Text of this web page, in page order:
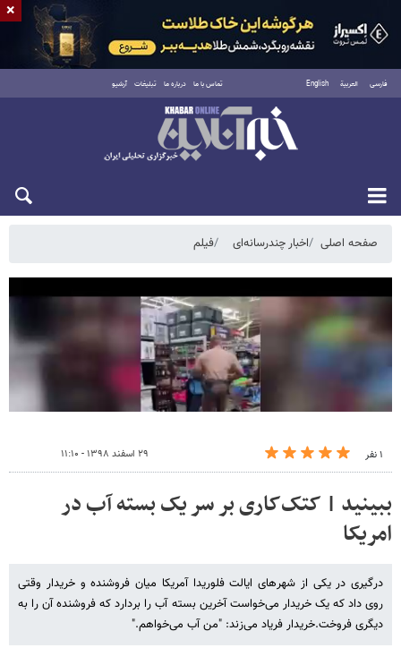
فارسی العربية English تماس با ما درباره ما تبلیغات آرشیو
یکشنبه ۱۸ مرداد ۱۴۰۵
صفحه اصلی اخبار چندرسانه‌ای فیلم
۱ نفر ۲۹ اسفند ۱۳۹۸ - ۱۱:۱۰
ببینید | کتک‌کاری بر سر یک بسته آب در
امریکا
درگیری در یکی از شهرهای ایالت فلوریدا آمریکا میان فروشنده و خریدار وقتی
روی داد که یک خریدار می‌خواست آخرین بسته آب را بردارد که فروشنده آن را به
دیگری فروخت.خریدار فریاد می‌زند: "من آب می‌خواهم."
×